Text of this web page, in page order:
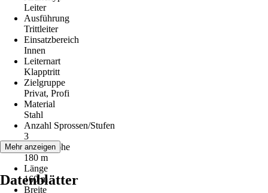
Leiter
Ausführung
Trittleiter
Einsatzbereich
Innen
Leiternart
Klapptritt
Zielgruppe
Privat, Profi
Material
Stahl
Anzahl Sprossen/Stufen
3
Arbeitshöhe
180 m
Länge
160 m
Breite
Mehr anzeigen
Datenblätter